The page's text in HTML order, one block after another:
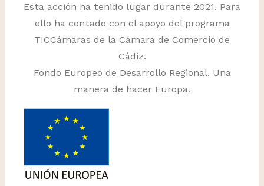
Esta acción ha tenido lugar durante 2021. Para
ello ha contado con el apoyo del programa
TICCámaras de la Cámara de Comercio de
Cádiz.
Fondo Europeo de Desarrollo Regional. Una
manera de hacer Europa.